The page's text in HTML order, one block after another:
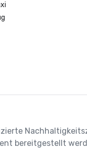
bereitgestellt